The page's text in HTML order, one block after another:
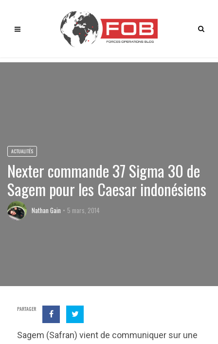
ACTUALITÉS
Nexter commande 37 Sigma 30 de
Sagem pour les Caesar indonésiens
Nathan Gain 5 mars, 2014
PARTAGER
Sagem (Safran) vient de communiquer sur une